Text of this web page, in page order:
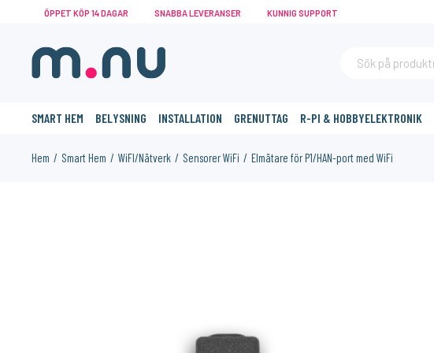
ÖPPET KÖP 14 DAGAR SNABBA LEVERANSER KUNNIG SUPPORT
SMART HEM BELYSNING INSTALLATION GRENUTTAG R-PI & HOBBYELEKTRONIK
Hem Smart Hem WiFI/Nätverk Sensorer WiFi Elmätare för P1/HAN-port med WiFi